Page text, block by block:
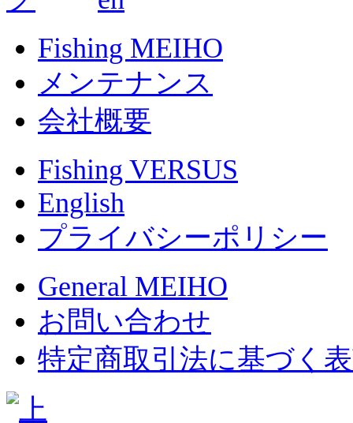
Fishing MEIHO
メンテナンス
会社概要
Fishing VERSUS
English
プライバシーポリシー
General MEIHO
お問い合わせ
特定商取引法に基づく